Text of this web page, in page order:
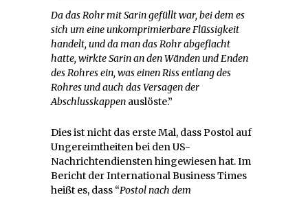
Da das Rohr mit Sarin gefüllt war, bei dem es
sich um eine unkomprimierbare Flüssigkeit
handelt, und da man das Rohr abgeflacht
hatte, wirkte Sarin an den Wänden und Enden
des Rohres ein, was einen Riss entlang des
Rohres und auch das Versagen der
Abschlusskappen auslöste.”
Dies ist nicht das erste Mal, dass Postol auf
Ungereimtheiten bei den US-
Nachrichtendiensten hingewiesen hat. Im
Bericht der International Business Times
heißt es, dass “Postol nach dem